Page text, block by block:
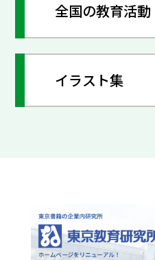
全国の教育活動
イラスト集